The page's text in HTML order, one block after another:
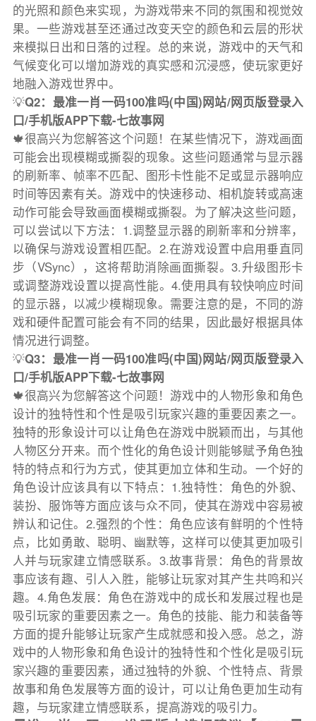
的光照和颜色来实现，为游戏带来不同的氛围和视觉效
果。一些游戏甚至还通过改变天空的颜色和云层的形状
来模拟日出和日落的过程。总的来说，游戏中的天气和
气候变化可以增加游戏的真实感和沉浸感，使玩家更好
地融入游戏世界中。
💡Q2：最准一肖一码100准吗(中国)网站/网页版登录入
口/手机版APP下载-七故事网
🍁很高兴为您解答这个问题！在某些情况下，游戏画面
可能会出现模糊或撕裂的现象。这些问题通常与显示器
的刷新率、帧率不匹配、图形卡性能不足或显示器响应
时间等因素有关。游戏中的快速移动、相机旋转或高速
动作可能会导致画面模糊或撕裂。为了解决这些问题，
可以尝试以下方法：1.调整显示器的刷新率和分辨率，
以确保与游戏设置相匹配。2.在游戏设置中启用垂直同
步（VSync），这将帮助消除画面撕裂。3.升级图形卡
或调整游戏设置以提高性能。4.使用具有较快响应时间
的显示器，以减少模糊现象。需要注意的是，不同的游
戏和硬件配置可能会有不同的结果，因此最好根据具体
情况进行调整。
💡Q3：最准一肖一码100准吗(中国)网站/网页版登录入
口/手机版APP下载-七故事网
🍁很高兴为您解答这个问题！游戏中的人物形象和角色
设计的独特性和个性是吸引玩家兴趣的重要因素之一。
独特的形象设计可以让角色在游戏中脱颖而出，与其他
人物区分开来。而个性化的角色设计则能够赋予角色独
特的特点和行为方式，使其更加立体和生动。一个好的
角色设计应该具有以下特点：1.独特性：角色的外貌、
装扮、服饰等方面应该与众不同，使其在游戏中容易被
辨认和记住。2.强烈的个性：角色应该有鲜明的个性特
点，比如勇敢、聪明、幽默等，这样可以使其更加吸引
人并与玩家建立情感联系。3.故事背景：角色的背景故
事应该有趣、引人入胜，能够让玩家对其产生共鸣和兴
趣。4.角色发展：角色在游戏中的成长和发展过程也是
吸引玩家的重要因素之一。角色的技能、能力和装备等
方面的提升能够让玩家产生成就感和投入感。总之，游
戏中的人物形象和角色设计的独特性和个性化是吸引玩
家兴趣的重要因素，通过独特的外貌、个性特点、背景
故事和角色发展等方面的设计，可以让角色更加生动有
趣，与玩家建立情感联系，提高游戏的吸引力。